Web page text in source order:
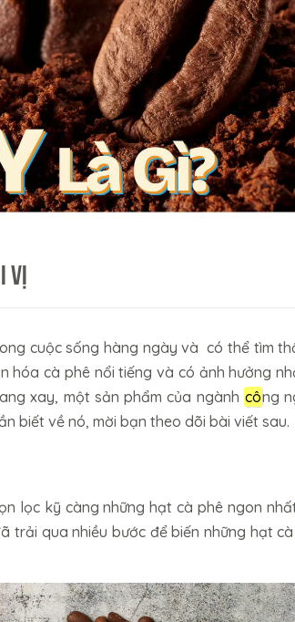
vị
cuộc sống hàng ngày và có thể tìm
hóa cà phê nổi tiếng và có ảnh hưởng
xay, một sản phẩm của ngành công
biết về nó, mời bạn theo dõi bài viết sau.
lọc kỹ càng những hạt cà phê ngon
qua nhiều bước để biến những hạt cà